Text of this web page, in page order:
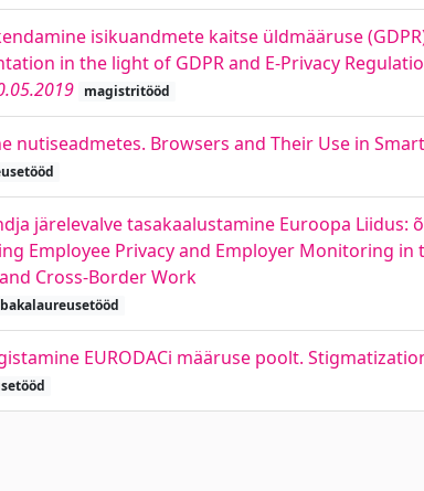
isikuandmete kaitse üldmääruse
in the light of GDPR and E-Privacy
magistritööd
nutiseadmetes. Browsers and Their Use in
järelevalve tasakaalustamine Euroopa
Employee Privacy and Employer Monitoring in
Cross-Border Work
bakalaureusetööd
EURODACi määruse poolt.